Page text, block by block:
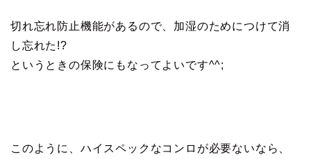
切れ忘れ防止機能があるので、加湿のためにつけて消
し忘れた!?
というときの保険にもなってよいです^^;
このように、ハイスペックなコンロが必要ないなら、